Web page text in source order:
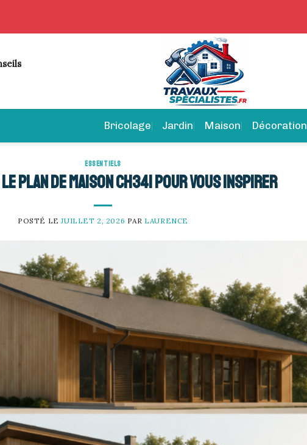
Bricolage Jardin Maison Décoration
ESSENTIELS
plan de maison CH341 pour vous inspirer
POSTÉ LEJUILLET 2, 2026 PAR LAURENCE